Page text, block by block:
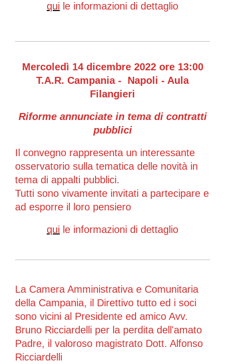
qui le informazioni di dettaglio
Mercoledì 14 dicembre 2022 ore 13:00
T.A.R. Campania - Napoli - Aula
Filangieri
Riforme annunciate in tema di contratti
pubblici
Il convegno rappresenta un interessante
osservatorio sulla tematica delle novità in
tema di appalti pubblici.
Tutti sono vivamente invitati a partecipare e
ad esporre il loro pensiero
qui le informazioni di dettaglio
La Camera Amministrativa e Comunitaria
della Campania, il Direttivo tutto ed i soci
sono vicini al Presidente ed amico Avv.
Bruno Ricciardelli per la perdita dell'amato
Padre, il valoroso magistrato Dott. Alfonso
Ricciardelli